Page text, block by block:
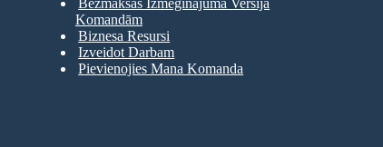
Komandām
Biznesa Resursi
Izveidot Darbam
Pievienojies Mana Komanda